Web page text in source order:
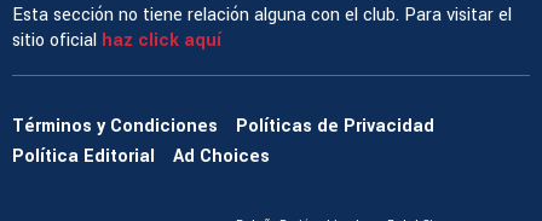
Esta sección no tiene relación alguna con el club. Para visitar el
sitio oficial haz click aquí
Términos y Condiciones
Políticas de Privacidad
Política Editorial
Ad Choices